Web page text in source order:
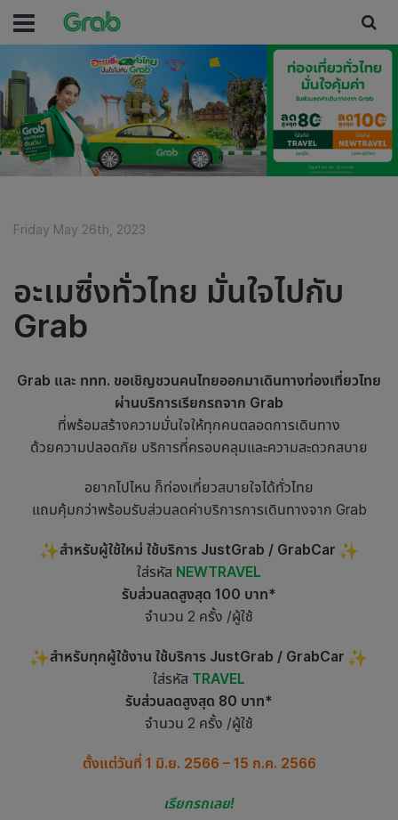
Friday May 26th, 2023
อะเมซิ่งทั่วไทย มั่นใจไปกับ
Grab
Grab และ ททท. ขอเชิญชวนคนไทยออกมาเดินทางท่องเที่ยวไทย
ผ่านบริการเรียกรถจาก Grab
ที่พร้อมสร้างความมั่นใจให้ทุกคนตลอดการเดินทาง
ด้วยความปลอดภัย บริการที่ครอบคลุมและความสะดวกสบาย
อยากไปไหน ก็ท่องเที่ยวสบายใจได้ทั่วไทย
แถมคุ้มกว่าพร้อมรับส่วนลดค่าบริการการเดินทางจาก Grab
สำหรับผู้ใช้ใหม่ ใช้บริการ JustGrab / GrabCar
ใส่รหัส NEWTRAVEL
รับส่วนลดสูงสุด 100 บาท*
จำนวน 2 ครั้ง /ผู้ใช้
สำหรับทุกผู้ใช้งาน ใช้บริการ JustGrab / GrabCar
ใส่รหัส TRAVEL
รับส่วนลดสูงสุด 80 บาท*
จำนวน 2 ครั้ง /ผู้ใช้
ตั้งแต่วันที่ 1 มิ.ย. 2566 – 15 ก.ค. 2566
เรียกรถเลย!